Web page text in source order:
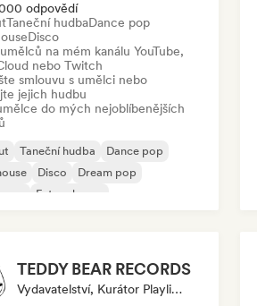
odpovědí
Taneční hudbaDance pop
Disco
na mém kanálu YouTube,
nebo Twitch
smlouvu s umělci nebo
jejich hudbu
do mých nejoblíbenějších
Taneční hudba
Dance pop
Disco
Dream pop
Future house
TEDDY BEAR RECORDS
Vydavatelství, Kurátor Playlistu